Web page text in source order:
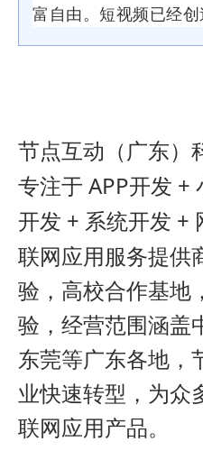
富自由。短视频已经
节点互动（广东）
专注于 APP开发 +
开发 + 系统开发 +
联网应用服务提供
验，高校合作基地
验，经营范围涵盖
东莞等广东各地，
业快速转型，为众
联网应用产品。